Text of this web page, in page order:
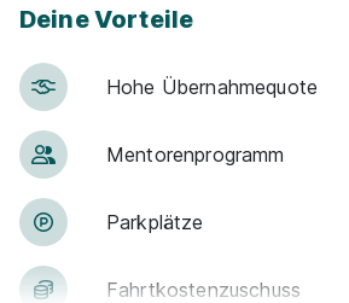
Deine Vorteile
Hohe Über­nah­me­quote
Men­to­ren­pro­gramm
Park­plätze
Fahrt­kosten­zu­schuss